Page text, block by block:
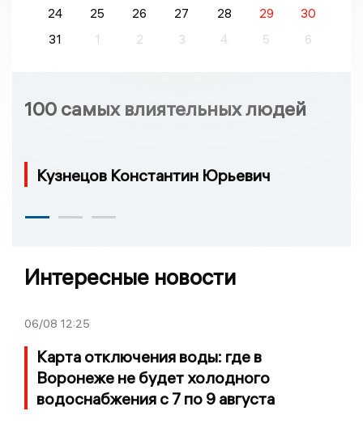
24 25 26 27 28 29
30
31
1 2 3 4 5 6
100 самых влиятельных людей
Кузнецов Константин Юрьевич
Интересные новости
06/08 12:25
Карта отключения воды: где в
Воронеже не будет холодного
водоснабжения с 7 по 9 августа